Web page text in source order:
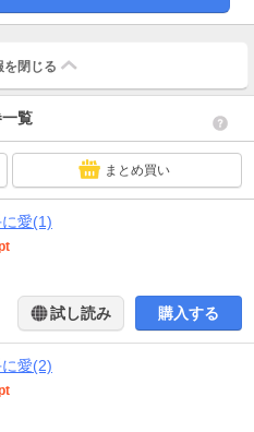
を 閉じる
覧
まとめ買い
愛(1)
試し読み 購入する
愛(2)